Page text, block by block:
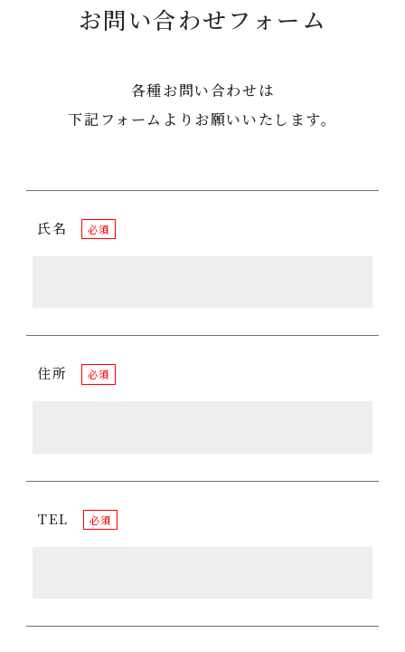
お問い合わせフォーム
各種お問い合わせは
下記フォームよりお願いいたします。
氏名 必須
住所 必須
TEL 必須